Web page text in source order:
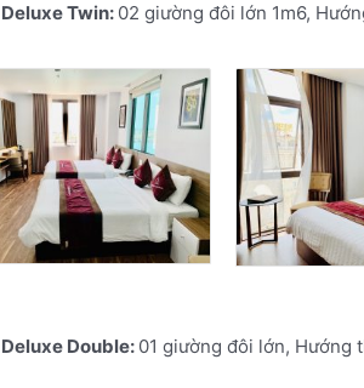
Deluxe Twin: 02 giường đôi lớn 1m6,
Deluxe Double: 01 giường đôi lớn, Hướng